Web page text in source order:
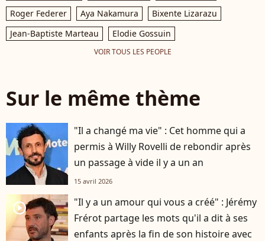
Roger Federer
Aya Nakamura
Bixente Lizarazu
Jean-Baptiste Marteau
Elodie Gossuin
VOIR TOUS LES PEOPLE
Sur le même thème
"Il a changé ma vie" : Cet homme qui a
permis à Willy Rovelli de rebondir après
un passage à vide il y a un an
15 avril 2026
player2
"Il y a un amour qui vous a créé" : Jérémy
Frérot partage les mots qu'il a dit à ses
enfants après la fin de son histoire avec